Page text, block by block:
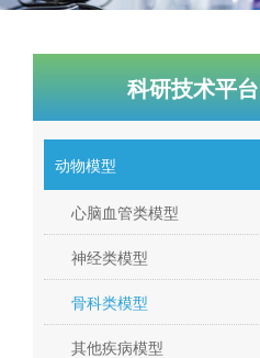
科研技术平台
动物模型
心脑血管类模型
神经类模型
骨科类模型
其他疾病模型